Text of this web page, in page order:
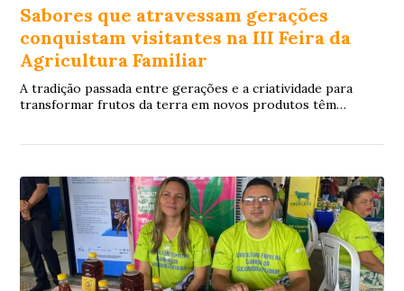
Sabores que atravessam gerações
conquistam visitantes na III Feira da
Agricultura Familiar
A tradição passada entre gerações e a criatividade para
transformar frutos da terra em novos produtos têm